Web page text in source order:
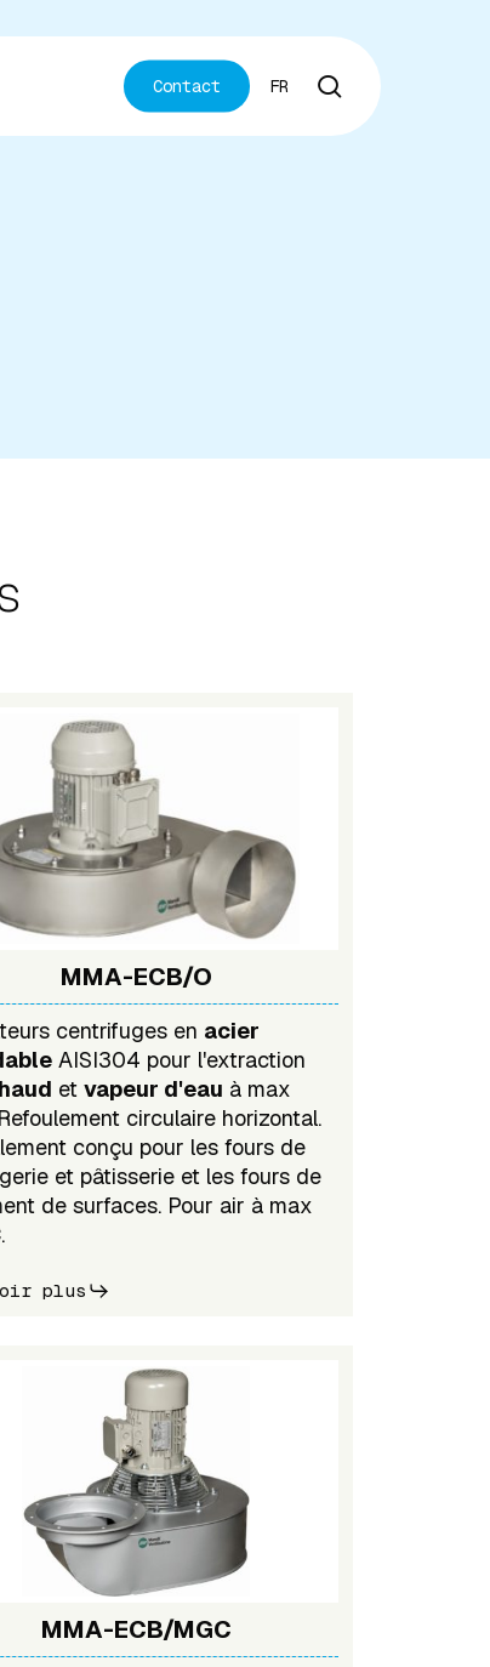
Contact FR recherche
MMA-ECB/O
centrifuges en acier
AISI304 pour l'extraction
etvapeur d'eau à max
circulaire horizontal.
conçu pour les fours de
et pâtisserie et les fours de
de surfaces. Pour air à max
.
plus
MMA-ECB/MGC